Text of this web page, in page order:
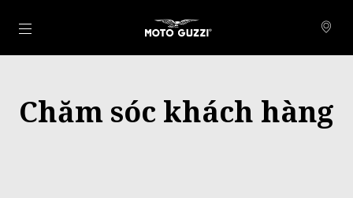
Đi đến bảng tin chính
Chăm sóc khách hàng